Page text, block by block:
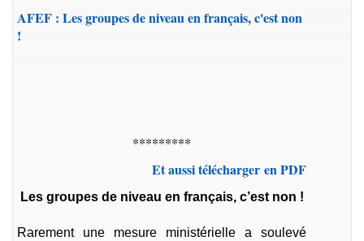
AFEF : Les groupes de niveau en français, c'est non
!
*********
Et aussi télécharger en PDF
Les groupes de niveau en français, c’est non !
Rarement une mesure ministérielle a soulevé